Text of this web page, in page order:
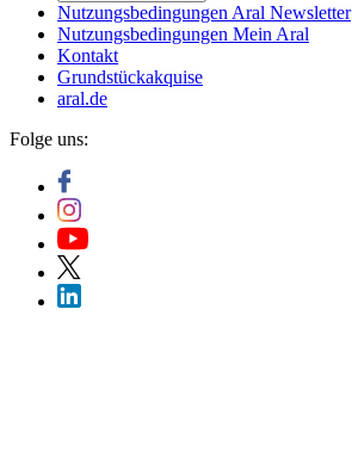
Nutzungsbedingungen Aral Newsletter
Nutzungsbedingungen Mein Aral
Kontakt
Grundstückakquise
aral.de
Folge uns: